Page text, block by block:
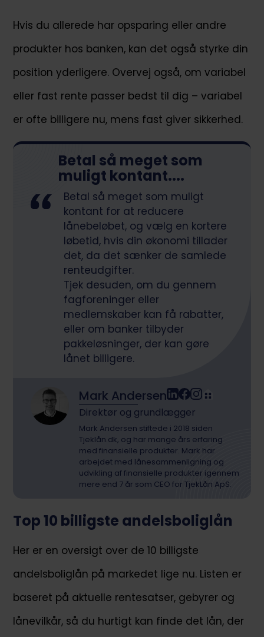
Hvis du allerede har opsparing eller andre
produkter hos banken, kan det også styrke din
position yderligere. Overvej også, om variabel
eller fast rente passer bedst til dig – variabel
er ofte billigere nu, mens fast giver sikkerhed.
Betal så meget som
muligt kontant....
Betal så meget som muligt
kontant for at reducere
lånebeløbet, og vælg en kortere
løbetid, hvis din økonomi tillader
det, da det sænker de samlede
renteudgifter.
Tjek desuden, om du gennem
fagforeninger eller
medlemskaber kan få rabatter,
eller om banker tilbyder
pakkeløsninger, der kan gøre
lånet billigere.
Mark Andersen
Direktør og grundlægger
Mark Andersen stiftede i 2018 siden
Tjeklån.dk, og har mange års erfaring
med finansielle produkter. Mark har
arbejdet med lånesammenligning og
udvikling af finansielle produkter igennem
mere end 7 år som CEO for TjekLån ApS.
Top 10 billigste andelsboliglån
Her er en oversigt over de 10 billigste
andelsboliglån på markedet lige nu. Listen er
baseret på aktuelle rentesatser, gebyrer og
lånevilkår, så du hurtigt kan finde det lån, der